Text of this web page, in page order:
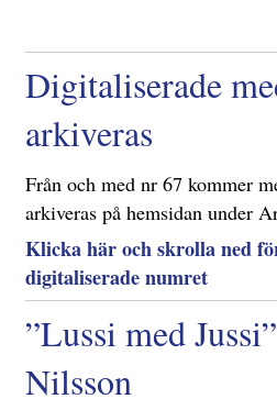
Digitaliserade
arkiveras
Från och med nr 67 kommer
arkiveras på hemsidan under
Klicka här och skrolla ned
digitaliserade numret
”Lussi med
Nilsson